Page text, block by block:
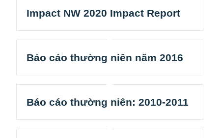
Impact NW 2020 Impact Report
Báo cáo thường niên năm 2016
Báo cáo thường niên: 2010-2011